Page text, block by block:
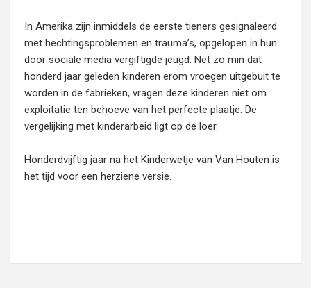
In Amerika zijn inmiddels de eerste tieners gesignaleerd
met hechtingsproblemen en trauma’s, opgelopen in hun
door sociale media vergiftigde jeugd. Net zo min dat
honderd jaar geleden kinderen erom vroegen uitgebuit te
worden in de fabrieken, vragen deze kinderen niet om
exploitatie ten behoeve van het perfecte plaatje. De
vergelijking met kinderarbeid ligt op de loer.
Honderdvijftig jaar na het Kinderwetje van Van Houten is
het tijd voor een herziene versie.